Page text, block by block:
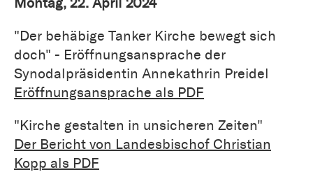
"Der behäbige Tanker Kirche bewegt sich
doch" - Eröffnungsansprache der
Synodalpräsidentin Annekathrin Preidel
Eröffnungsansprache als PDF
"Kirche gestalten in unsicheren Zeiten"
Der Bericht von Landesbischof Christian
Kopp als PDF